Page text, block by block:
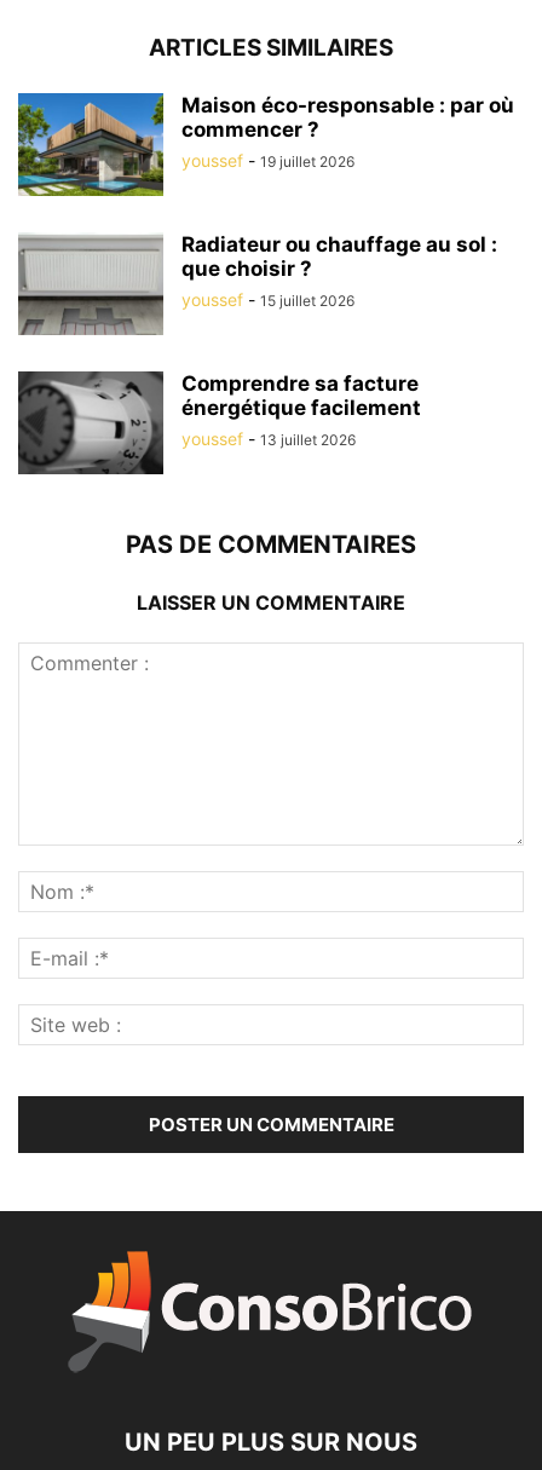
ARTICLES SIMILAIRES
Maison éco-responsable : par où
commencer ?
youssef - 19 juillet 2026
Radiateur ou chauffage au sol :
que choisir ?
youssef - 15 juillet 2026
Comprendre sa facture
énergétique facilement
youssef - 13 juillet 2026
PAS DE COMMENTAIRES
LAISSER UN COMMENTAIRE
UN PEU PLUS SUR NOUS